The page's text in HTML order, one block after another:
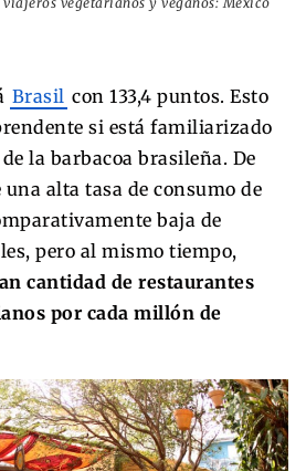
Brasil con 133,4 puntos. Esto
si está familiarizado
la barbacoa brasileña. De
alta tasa de consumo de
baja de
pero al mismo tiempo,
cantidad de restaurantes
por cada millón de